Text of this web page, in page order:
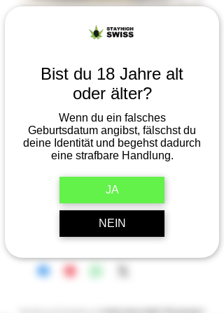
Bist du 18 Jahre alt
oder älter?
Wenn du ein falsches
Geburtsdatum angibst, fälschst du
deine Identität und begehst dadurch
eine strafbare Handlung.
JA
NEIN
Artikelnummer: CL-UHOSEBAUMGL
26,90 CHFPreis
Nur noch 1 verfügbar
In den Warenkorb
Sofortkauf